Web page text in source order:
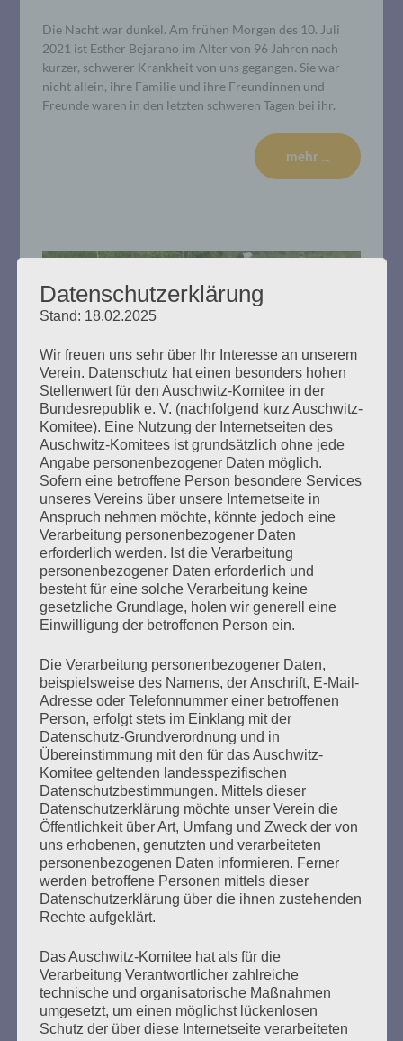
Die Nacht war dunkel. Am frühen Morgen des 10. Juli
2021 ist Esther Bejarano im Alter von 96 Jahren nach
kurzer, schwerer Krankheit von uns gegangen. Sie war
nicht allein, ihre Familie und ihre Freundinnen und
Freunde waren in den letzten schweren Tagen bei ihr.
mehr ...
Hannoverscher Bahnhof: Hamburg
hat ein Problem
Erstellt am22. Juni 2021
Gemeinsame Erklärung zum Verfahren um das
Dokumentationszentrum Hannoverscher Bahnhof: das
Auschwitz-Komitee, die Rom und Cinti Union Hamburg
und der Landesverein der Sinti in Hamburg mahnen.
mehr ...
Seitennummerierung
der
Beiträge
Zurück 14
Ihr habt keine Schuld an dieser Zeit. Aber ihr macht
euch schuldig, wenn ihr nichts über diese Zeit
wissen wollt. Ihr müsst alles wissen, was damals
geschah. Und warum es geschah.
Datenschutzerklärung
Stand: 18.02.2025
Wir freuen uns sehr über Ihr Interesse an unserem
Verein. Datenschutz hat einen besonders hohen
Stellenwert für den Auschwitz-Komitee in der
Bundesrepublik e. V. (nachfolgend kurz Auschwitz-
Komitee). Eine Nutzung der Internetseiten des
Auschwitz-Komitees ist grundsätzlich ohne jede
Angabe personenbezogener Daten möglich.
Sofern eine betroffene Person besondere Services
unseres Vereins über unsere Internetseite in
Anspruch nehmen möchte, könnte jedoch eine
Verarbeitung personenbezogener Daten
erforderlich werden. Ist die Verarbeitung
personenbezogener Daten erforderlich und
besteht für eine solche Verarbeitung keine
gesetzliche Grundlage, holen wir generell eine
Einwilligung der betroffenen Person ein.
Die Verarbeitung personenbezogener Daten,
beispielsweise des Namens, der Anschrift, E-Mail-
Adresse oder Telefonnummer einer betroffenen
Person, erfolgt stets im Einklang mit der
Datenschutz-Grundverordnung und in
Übereinstimmung mit den für das Auschwitz-
Komitee geltenden landesspezifischen
Datenschutzbestimmungen. Mittels dieser
Datenschutzerklärung möchte unser Verein die
Öffentlichkeit über Art, Umfang und Zweck der von
uns erhobenen, genutzten und verarbeiteten
personenbezogenen Daten informieren. Ferner
werden betroffene Personen mittels dieser
Datenschutzerklärung über die ihnen zustehenden
Rechte aufgeklärt.
Das Auschwitz-Komitee hat als für die
Verarbeitung Verantwortlicher zahlreiche
technische und organisatorische Maßnahmen
umgesetzt, um einen möglichst lückenlosen
Schutz der über diese Internetseite verarbeiteten